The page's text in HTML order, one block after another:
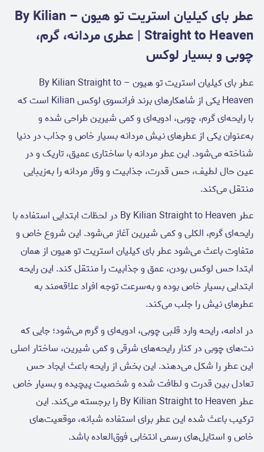
عطر بای کیلیان استریت تو هیون – By Kilian
Straight to Heaven | عطری مردانه، گرم،
چوبی و بسیار لوکس
عطر بای کیلیان استریت تو هیون – By Kilian Straight to
Heaven یکی از شاهکارهای برند فرانسوی لوکس Kilian است که
با رایحه‌ای گرم، چوبی، ادویه‌ای و کمی شیرین طراحی شده و
به‌عنوان یکی از عطرهای نیش مردانه بسیار خاص و جذاب در دنیا
شناخته می‌شود. این عطر مردانه با ساختاری عمیق، تاریک و در
عین حال لطیف، حس قدرت، جذابیت و وقار مردانه را به‌زیبایی
منتقل می‌کند.
عطر By Kilian Straight to Heaven در لحظات ابتدایی استفاده با
رایحه‌ای گرم، الکلی و کمی شیرین آغاز می‌شود. این شروع خاص و
متفاوت باعث می‌شود عطر بای کیلیان استریت تو هیون از همان
ابتدا حس لوکس بودن، عمق و جذابیت را منتقل کند. این رایحه
ابتدایی بسیار خاص بوده و به‌سرعت توجه افراد علاقه‌مند به
عطرهای نیش را جلب می‌کند.
در ادامه، رایحه وارد قلبی چوبی، ادویه‌ای و گرم می‌شود؛ جایی که
نت‌های چوبی در کنار رایحه‌های شرقی و کمی شیرین، ساختار اصلی
این عطر را شکل می‌دهند. این بخش از رایحه باعث ایجاد حس
تعادل بین قدرت و لطافت شده و شخصیت پیچیده و بسیار خاص
عطر By Kilian Straight to Heaven را برجسته می‌کند. این
ترکیب باعث شده این عطر برای استفاده شبانه، موقعیت‌های
خاص و استایل‌های رسمی انتخابی فوق‌العاده باشد.